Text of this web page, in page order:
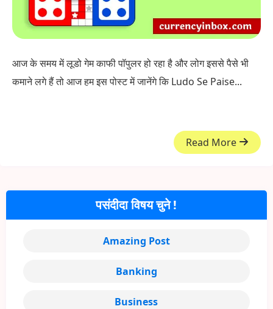
आज के समय में लूडो गेम काफी पॉपुलर हो रहा है और लोग इससे पैसे भी
कमाने लगे हैं तो आज हम इस पोस्ट में जानेंगे कि Ludo Se Paise...
Read More
पसंदीदा विषय चुने !
Amazing Post
Banking
Business